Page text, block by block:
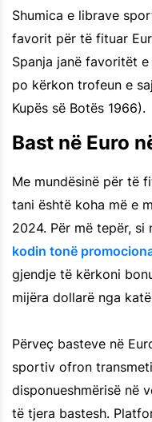
Shumica e librave
favorit për të fituar
Spanja janë favoritët
po kërkon trofeun e
Kupës së Botës 1966).
Bast në Euro
Me mundësinë për të
tani është koha më e
2024. Për më tepër,
kodin tonë
gjendje të kërkoni
mijëra dollarë nga
Përveç basteve në
sportiv ofron
disponueshmërisë në
të tjera bastesh.